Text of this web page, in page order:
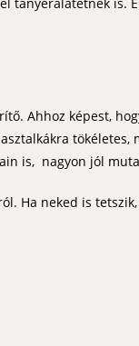
Ahhoz képest,
is, nagyon jól
Ha neked is